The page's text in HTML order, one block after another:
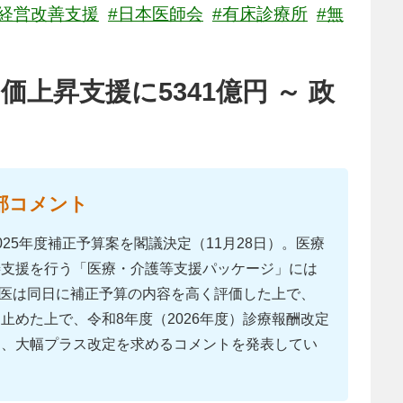
営改善支援 #日本医師会 #有床診療所 #無
上昇支援に5341億円 ～ 政
コメント
年度補正予算案を閣議決定（11月28日）。医療
援を行う「医療・介護等支援パッケージ」には
は同日に補正予算の内容を高く評価した上で、
めた上で、令和8年度（2026年度）診療報酬改定
大幅プラス改定を求めるコメントを発表してい